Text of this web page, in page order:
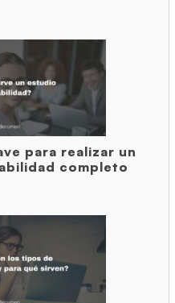
para realizar un
completo